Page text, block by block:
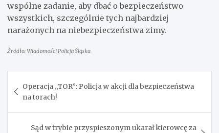
wspólne zadanie, aby dbać o bezpieczeństwo
wszystkich, szczególnie tych najbardziej
narażonych na niebezpieczeństwa zimy.
Źródło: Wiadomości Policja Śląska
wpisu
Operacja „TOR”: Policja w akcji dla bezpieczeństwa
na torach!
Sąd w trybie przyspieszonym ukarał kierowcę za